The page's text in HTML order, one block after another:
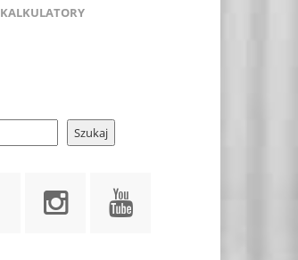
KALKULATORY
Szukaj